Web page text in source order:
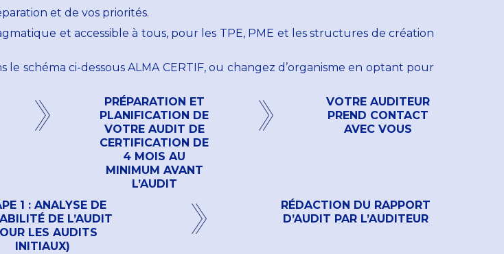
et de vos priorités.
et accessible à tous, pour les TPE, PME et les structures de création
schéma ci-dessous ALMA CERTIF, ou changez d’organisme en optant pour
PRÉPARATION ET
PLANIFICATION DE
VOTRE AUDIT DE
CERTIFICATION DE
4 MOIS AU
MINIMUM AVANT
L’AUDIT
VOTRE AUDITEUR
PREND CONTACT
AVEC VOUS
1 : ANALYSE DE
DE L’AUDIT
LES AUDITS
INITIAUX)
RÉDACTION DU RAPPORT
D’AUDIT PAR L’AUDITEUR